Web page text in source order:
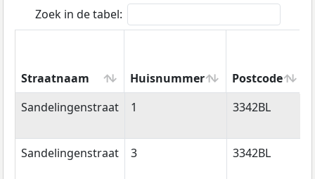
Zoek in de tabel:
Straatnaam Huisnummer Postcode
Straatnaam
Huisnummer Postcode
Sandelingenstraat 1 3342BL
Sandelingenstraat
3 3342BL